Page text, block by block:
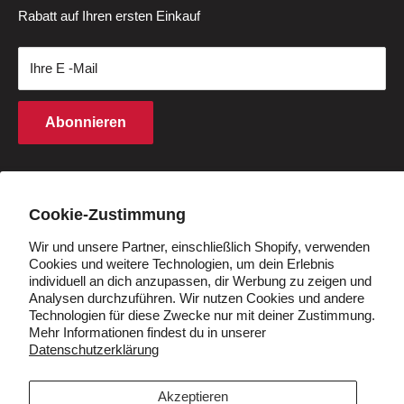
Cookie-Zustimmung
Wir und unsere Partner, einschließlich Shopify, verwenden
Cookies und weitere Technologien, um dein Erlebnis
individuell an dich anzupassen, dir Werbung zu zeigen und
Analysen durchzuführen. Wir nutzen Cookies und andere
Technologien für diese Zwecke nur mit deiner Zustimmung.
Mehr Informationen findest du in unserer
Datenschutzerklärung
Akzeptieren
Fahrradbatterien
Geschenkkarten
Datenschutzrichtlinie
Geschäftsbedingungen
Kaufbedingungen
Rechte an geistigem Eigentum
Cookie -Richtlinie
Rückgabezentrum
Zahlung
Finanzierung
Partnerprogramm
Studentenrabatt
Rabatt auf Ihren ersten Einkauf
Ihre E -Mail
Abonnieren
Deutschland (EUR €)
Folgen Sie uns
Wir akzeptieren